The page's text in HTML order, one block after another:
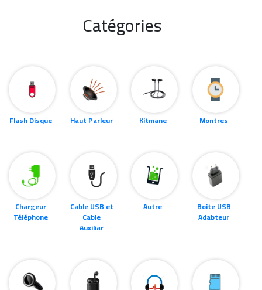
Catégories
Flash Disque Haut Parleur Kitmane Montres
Chargeur
Téléphone
Cable USB et
Cable
Auxiliar
Autre Boite USB
Adabteur